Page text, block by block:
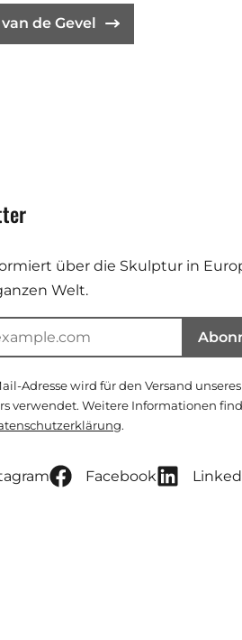
de Gevel
über die Skulptur in
Welt.
Adresse wird für den Versand unseres
verwendet. Weitere Informationen
.
Facebook